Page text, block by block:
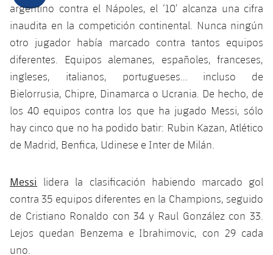
plusicon
más
Instalaciones
Spotify Camp Nou
Palau Blaugrana
Barça Cafe
Ciutat Esportiva
plusicon
más
SUB13
SUB12
SUB11 A
SUB11 B
SUB10 A
SUB10 B
SUB9 A
SUB9 B
SUB13 B
SUB12 C
SUB11 C
Entradas
Gameday Shows
Resultados
Clasificación
Jugadores
Fotos
Historia
Base
Barça Atlètic
Junior
Cadete A
Cadete B
Infantil B
Mini
Campus Verano
PLUSICON
MÁS
Primer Equipo
plusicon
más
Actualidad
Calendario
Resultados
Clasificaciones
Barça Atlètic
plusicon
más
Actualidad
Resultados
Clasificaciones
Base
plusicon
más
Juvenil
Cadete A
PLUSICON
MÁS
Primer equipo
plusicon
Actualidad
Barça Atlètic
plusicon
más
argentino contra el Nápoles, el ‘10’ alcanza una cifra
inaudita en la competición continental. Nunca ningún
otro jugador había marcado contra tantos equipos
diferentes. Equipos alemanes, españoles, franceses,
ingleses, italianos, portugueses... incluso de
Bielorrusia, Chipre, Dinamarca o Ucrania. De hecho, de
los 40 equipos contra los que ha jugado Messi, sólo
hay cinco que no ha podido batir: Rubin Kazan, Atlético
de Madrid, Benfica, Udinese e Inter de Milán.
Messi lidera la clasificación habiendo marcado gol
contra 35 equipos diferentes en la Champions, seguido
de Cristiano Ronaldo con 34 y Raul González con 33.
Lejos quedan Benzema e Ibrahimovic, con 29 cada
uno.